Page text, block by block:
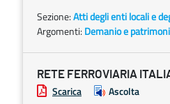
Sezione:Atti degli enti locali e
Argomenti: Demanio e
RETE FERROVIARIA
Scarica Ascolta